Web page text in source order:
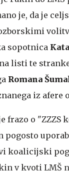
je, da je
sopotnica
listi te
Romana
iz afere
frazo o "ZZZS
pogosto
koalicijski
v kvoti LMŠ